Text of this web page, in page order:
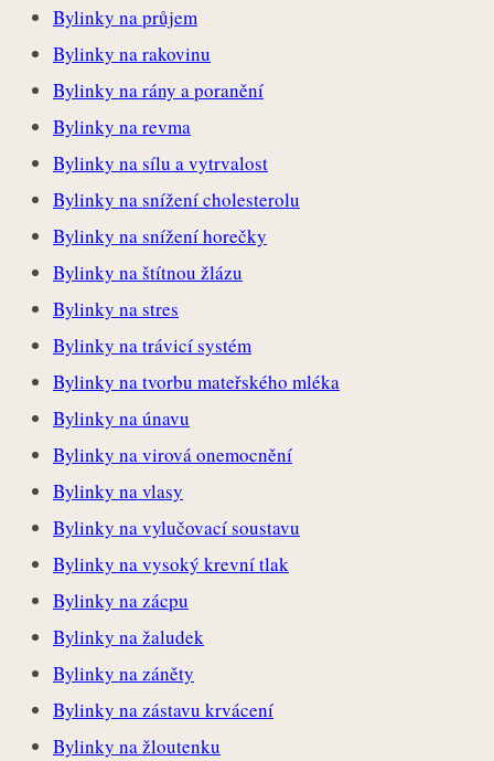
Bylinky na průjem
Bylinky na rakovinu
Bylinky na rány a poranění
Bylinky na revma
Bylinky na sílu a vytrvalost
Bylinky na snížení cholesterolu
Bylinky na snížení horečky
Bylinky na štítnou žlázu
Bylinky na stres
Bylinky na trávicí systém
Bylinky na tvorbu mateřského mléka
Bylinky na únavu
Bylinky na virová onemocnění
Bylinky na vlasy
Bylinky na vylučovací soustavu
Bylinky na vysoký krevní tlak
Bylinky na zácpu
Bylinky na žaludek
Bylinky na záněty
Bylinky na zástavu krvácení
Bylinky na žloutenku